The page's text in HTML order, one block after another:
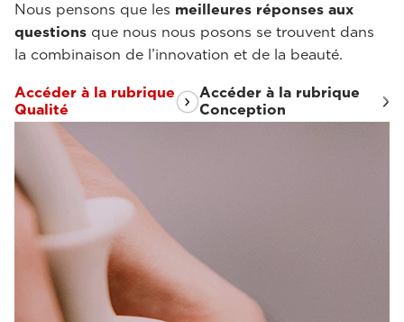
Nous pensons que les meilleures réponses aux
questions que nous nous posons se trouvent dans
la combinaison de l’innovation et de la beauté.
Accéder à la rubrique
Qualité
Accéder à la rubrique
Conception